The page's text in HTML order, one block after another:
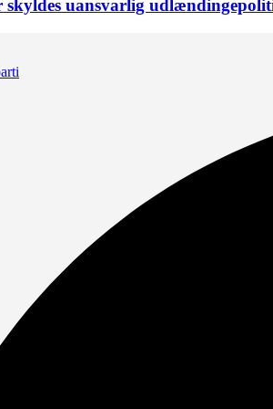
skyldes uansvarlig